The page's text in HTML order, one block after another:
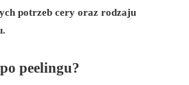
potrzeb cery oraz rodzaju
peelingu?